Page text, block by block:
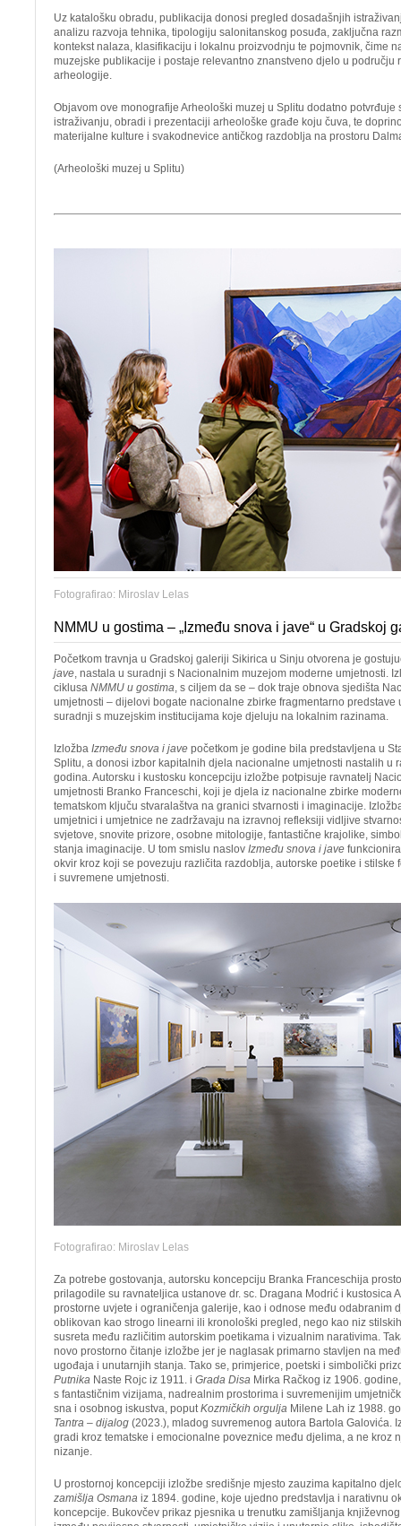
Uz katalošku obradu, publikacija donosi pregled dosadašnjih
analizu razvoja tehnika, tipologiju salonitanskog posuđa, zaključna
kontekst nalaza, klasifikaciju i lokalnu proizvodnju te pojmovnik, čime
muzejske publikacije i postaje relevantno znanstveno djelo u području
arheologije.
Objavom ove monografije Arheološki muzej u Splitu dodatno potvrđuje
istraživanju, obradi i prezentaciji arheološke građe koju čuva, te
materijalne kulture i svakodnevice antičkog razdoblja na prostoru
(Arheološki muzej u Splitu)
Fotografirao: Miroslav Lelas
NMMU u gostima – „Između snova i jave“ u Gradskoj
Početkom travnja u Gradskoj galeriji Sikirica u Sinju otvorena je
jave, nastala u suradnji s Nacionalnim muzejom moderne umjetnosti.
ciklusa NMMU u gostima, s ciljem da se – dok traje obnova sjedišta
umjetnosti – dijelovi bogate nacionalne zbirke fragmentarno predstave
suradnji s muzejskim institucijama koje djeluju na lokalnim razinama.
Izložba Između snova i jave početkom je godine bila predstavljena u
Splitu, a donosi izbor kapitalnih djela nacionalne umjetnosti nastalih u
godina. Autorsku i kustosku koncepciju izložbe potpisuje ravnatelj
umjetnosti Branko Franceschi, koji je djela iz nacionalne zbirke
tematskom ključu stvaralaštva na granici stvarnosti i imaginacije.
umjetnici i umjetnice ne zadržavaju na izravnoj refleksiji vidljive
svjetove, snovite prizore, osobne mitologije, fantastične krajolike,
stanja imaginacije. U tom smislu naslov Između snova i jave
okvir kroz koji se povezuju različita razdoblja, autorske poetike i stilske
i suvremene umjetnosti.
Fotografirao: Miroslav Lelas
Za potrebe gostovanja, autorsku koncepciju Branka Franceschija
prilagodile su ravnateljica ustanove dr. sc. Dragana Modrić i kustosica
prostorne uvjete i ograničenja galerije, kao i odnose među odabranim
oblikovan kao strogo linearni ili kronološki pregled, nego kao niz
susreta među različitim autorskim poetikama i vizualnim narativima.
novo prostorno čitanje izložbe jer je naglasak primarno stavljen na
ugođaja i unutarnjih stanja. Tako se, primjerice, poetski i simbolički
Putnika Naste Rojc iz 1911. i Grada Disa Mirka Račkog iz 1906.
s fantastičnim vizijama, nadrealnim prostorima i suvremenijim
sna i osobnog iskustva, poputKozmičkih orgulja Milene Lah iz 1988.
Tantra – dijalog (2023.), mladog suvremenog autora Bartola Galovića.
gradi kroz tematske i emocionalne poveznice među djelima, a ne kroz
nizanje.
U prostornoj koncepciji izložbe središnje mjesto zauzima kapitalno
zamišlja Osmana iz 1894. godine, koje ujedno predstavlja i narativnu
koncepcije. Bukovčev prikaz pjesnika u trenutku zamišljanja